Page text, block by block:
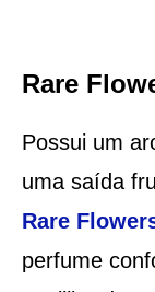
Rare
Possui um
uma saída
Rare
perfume